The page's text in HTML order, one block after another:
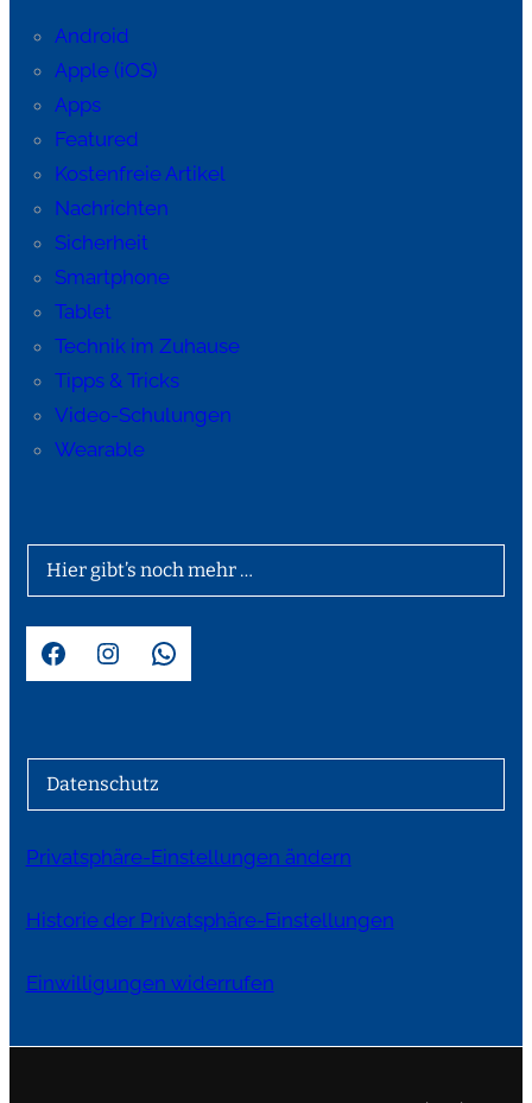
Android
Apple (iOS)
Apps
Featured
Kostenfreie Artikel
Nachrichten
Sicherheit
Smartphone
Tablet
Technik im Zuhause
Tipps & Tricks
Video-Schulungen
Wearable
Hier gibt’s noch mehr …
Facebook Instagram WhatsApp
Datenschutz
Privatsphäre-Einstellungen ändern
Historie der Privatsphäre-Einstellungen
Einwilligungen widerrufen